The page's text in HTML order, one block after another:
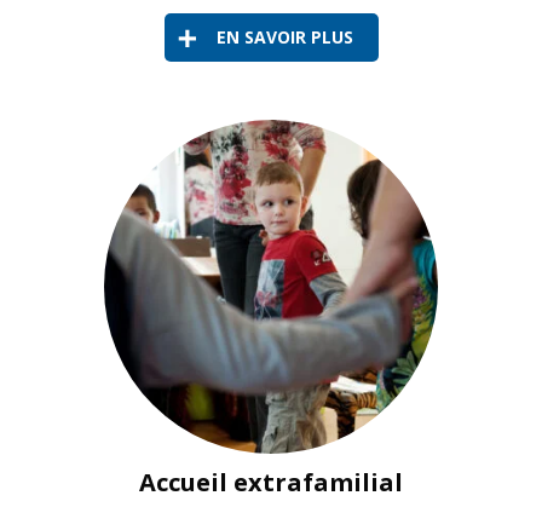
EN SAVOIR PLUS
Des contacts précoces avec d'autres enfants
Accueil extrafamilial